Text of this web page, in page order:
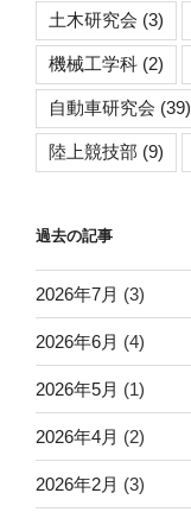
土木研究会 (3)
機械工学科 (2)
自動車研究会 (39)
陸上競技部 (9)
過去の記事
2026年7月 (3)
2026年6月 (4)
2026年5月 (1)
2026年4月 (2)
2026年2月 (3)